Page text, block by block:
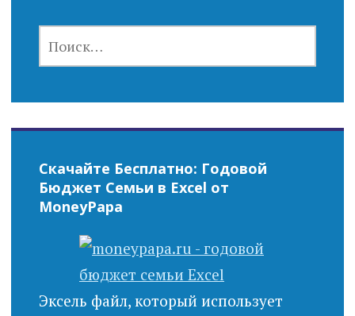
Скачайте Бесплатно: Годовой
Бюджет Семьи в Excel от
MoneyPapa
Эксель файл, который использует